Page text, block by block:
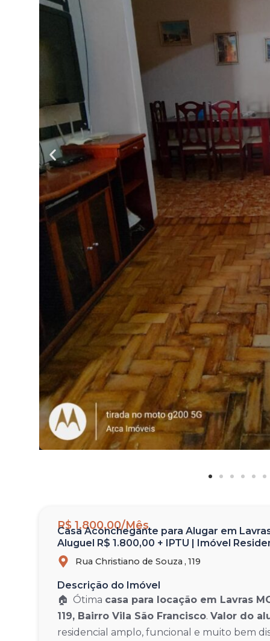
R$ 1.800,00/Mês
Casa Aconchegante para Alugar em
Aluguel R$ 1.800,00 + IPTU | Imóvel
Rua Christiano de Souza , 119
Descrição do Imóvel
🏠 Ótima casa para locação em Lavras
119, Bairro Vila São Francisco. Valor do
residencial amplo, funcional e muito bem